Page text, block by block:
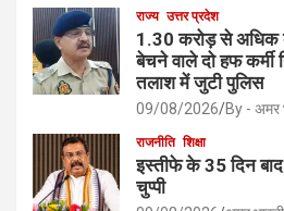
राज्य उत्तर प्रदेश
1.30 करोड़ से अधिक
बेचने वाले दो हफ कर्मी
तलाश में जुटी पुलिस
09/08/2026 By - अमर
राजनीति शिक्षा
इस्तीफे के 35 दिन बाद
चुप्पी